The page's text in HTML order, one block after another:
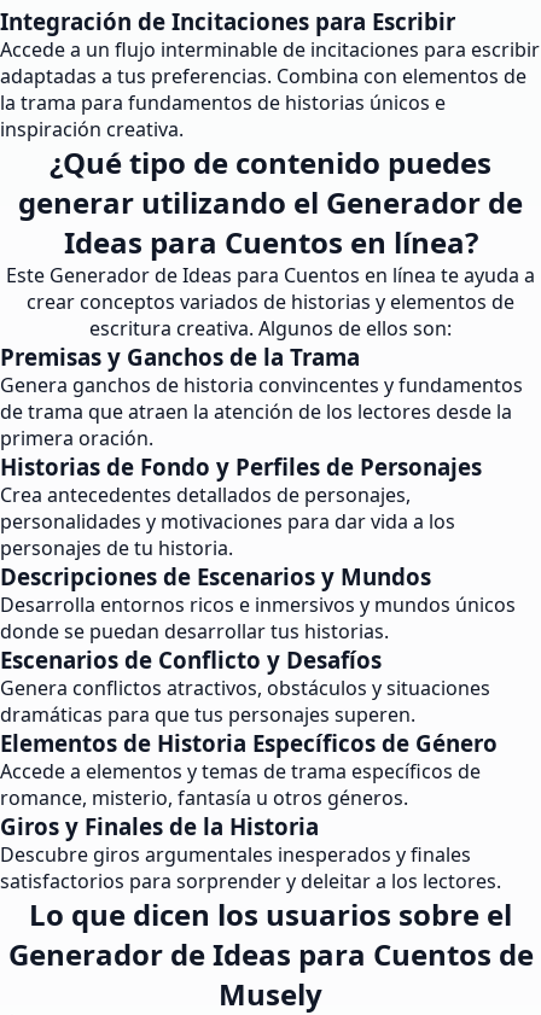
Integración de Incitaciones para Escribir
Accede a un flujo interminable de incitaciones para escribir
adaptadas a tus preferencias. Combina con elementos de
la trama para fundamentos de historias únicos e
inspiración creativa.
¿Qué tipo de contenido puedes
generar utilizando el Generador de
Ideas para Cuentos en línea?
Este Generador de Ideas para Cuentos en línea te ayuda a
crear conceptos variados de historias y elementos de
escritura creativa. Algunos de ellos son:
Premisas y Ganchos de la Trama
Genera ganchos de historia convincentes y fundamentos
de trama que atraen la atención de los lectores desde la
primera oración.
Historias de Fondo y Perfiles de Personajes
Crea antecedentes detallados de personajes,
personalidades y motivaciones para dar vida a los
personajes de tu historia.
Descripciones de Escenarios y Mundos
Desarrolla entornos ricos e inmersivos y mundos únicos
donde se puedan desarrollar tus historias.
Escenarios de Conflicto y Desafíos
Genera conflictos atractivos, obstáculos y situaciones
dramáticas para que tus personajes superen.
Elementos de Historia Específicos de Género
Accede a elementos y temas de trama específicos de
romance, misterio, fantasía u otros géneros.
Giros y Finales de la Historia
Descubre giros argumentales inesperados y finales
satisfactorios para sorprender y deleitar a los lectores.
Lo que dicen los usuarios sobre el
Generador de Ideas para Cuentos de
Musely